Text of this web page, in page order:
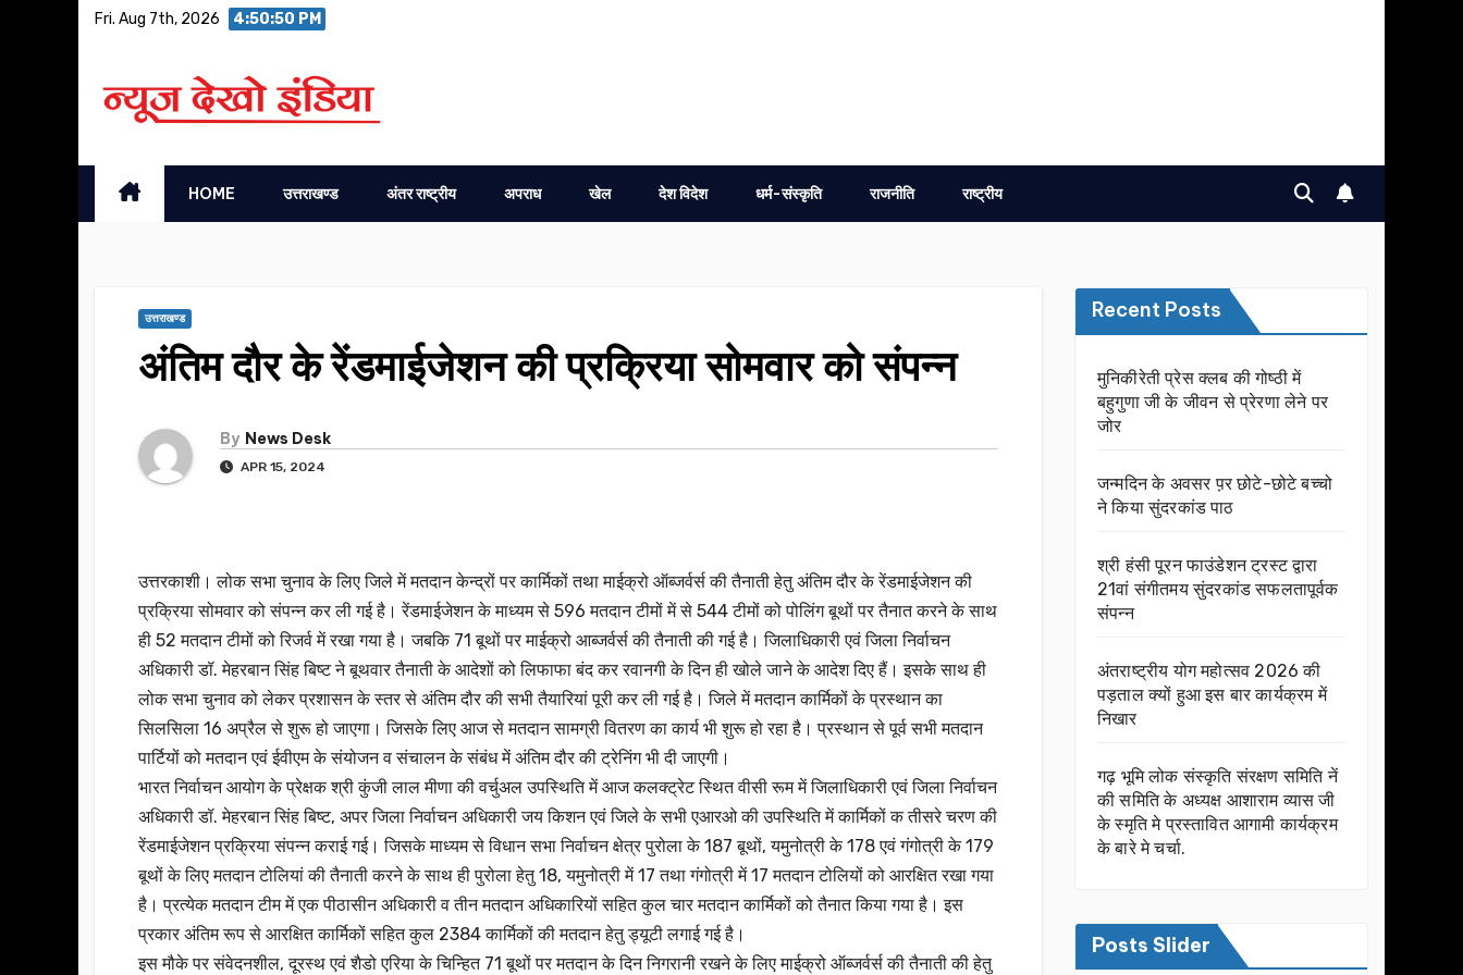
Fri. Aug 7th, 2026 4:50:51 PM
HOME उत्तराखण्ड अंतर राष्ट्रीय अपराध खेल देश विदेश धर्म-संस्कृति राजनीति राष्ट्रीय
उत्तराखण्ड
अंतिम दौर के रेंडमाईजेशन की प्रक्रिया सोमवार को संपन्न
By News Desk
APR 15, 2024
उत्तरकाशी। लोक सभा चुनाव के लिए जिले में मतदान केन्द्रों पर कार्मिकों तथा माईक्रो ऑब्जर्वर्स की तैनाती हेतु अंतिम दौर के रेंडमाईजेशन की
प्रक्रिया सोमवार को संपन्न कर ली गई है। रेंडमाईजेशन के माध्यम से 596 मतदान टीमों में से 544 टीमों को पोलिंग बूथों पर तैनात करने के साथ
ही 52 मतदान टीमों को रिजर्व में रखा गया है। जबकि 71 बूथों पर माईक्रो आब्जर्वर्स की तैनाती की गई है। जिलाधिकारी एवं जिला निर्वाचन
अधिकारी डॉ. मेहरबान सिंह बिष्ट ने बूथवार तैनाती के आदेशों को लिफाफा बंद कर रवानगी के दिन ही खोले जाने के आदेश दिए हैं। इसके साथ ही
लोक सभा चुनाव को लेकर प्रशासन के स्तर से अंतिम दौर की सभी तैयारियां पूरी कर ली गई है। जिले में मतदान कार्मिकों के प्रस्थान का
सिलसिला 16 अप्रैल से शुरू हो जाएगा। जिसके लिए आज से मतदान सामग्री वितरण का कार्य भी शुरू हो रहा है। प्रस्थान से पूर्व सभी मतदान
पार्टियों को मतदान एवं ईवीएम के संयोजन व संचालन के संबंध में अंतिम दौर की ट्रेनिंग भी दी जाएगी।
भारत निर्वाचन आयोग के प्रेक्षक श्री कुंजी लाल मीणा की वर्चुअल उपस्थिति में आज कलक्ट्रेट स्थित वीसी रूम में जिलाधिकारी एवं जिला निर्वाचन
अधिकारी डॉ. मेहरबान सिंह बिष्ट, अपर जिला निर्वाचन अधिकारी जय किशन एवं जिले के सभी एआरओ की उपस्थिति में कार्मिकों क तीसरे चरण की
रेंडमाईजेशन प्रक्रिया संपन्न कराई गई। जिसके माध्यम से विधान सभा निर्वाचन क्षेत्र पुरोला के 187 बूथों, यमुनोत्री के 178 एवं गंगोत्री के 179
बूथों के लिए मतदान टोलियां की तैनाती करने के साथ ही पुरोला हेतु 18, यमुनोत्री में 17 तथा गंगोत्री में 17 मतदान टोलियों को आरक्षित रखा गया
है। प्रत्येक मतदान टीम में एक पीठासीन अधिकारी व तीन मतदान अधिकारियों सहित कुल चार मतदान कार्मिकों को तैनात किया गया है। इस
प्रकार अंतिम रूप से आरक्षित कार्मिकों सहित कुल 2384 कार्मिकों की मतदान हेतु ड्यूटी लगाई गई है।
इस मौके पर संवेदनशील, दूरस्थ एवं शैडो एरिया के चिन्हित 71 बूथों पर मतदान के दिन निगरानी रखने के लिए माईक्रो ऑब्जर्वर्स की तैनाती की हेतु
Recent Posts
मुनिकीरेती प्रेस क्लब की गोष्ठी में
बहुगुणा जी के जीवन से प्रेरणा लेने पर
जोर
जन्मदिन के अवसर प़र छोटे-छोटे बच्चो
ने किया सुंदरकांड पाठ
श्री हंसी पूरन फाउंडेशन ट्रस्ट द्वारा
21वां संगीतमय सुंदरकांड सफलतापूर्वक
संपन्न
अंतराष्ट्रीय योग महोत्सव 2026 की
पड़ताल क्यों हुआ इस बार कार्यक्रम में
निखार
गढ़ भूमि लोक संस्कृति संरक्षण समिति नें
की समिति के अध्यक्ष आशाराम व्यास जी
के स्मृति मे प्रस्तावित आगामी कार्यक्रम
के बारे मे चर्चा.
Posts Slider